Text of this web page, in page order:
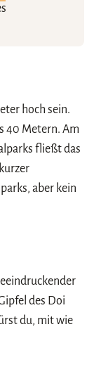
hoch sein.
40 Metern. Am
fließt das
aber kein
des Doi
du, mit wie